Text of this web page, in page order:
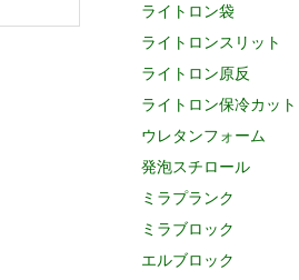
ライトロン袋
ライトロンスリット
ライトロン原反
ライトロン保冷カッ
ウレタンフォーム
発泡スチロール
ミラプランク
ミラブロック
エルブロック